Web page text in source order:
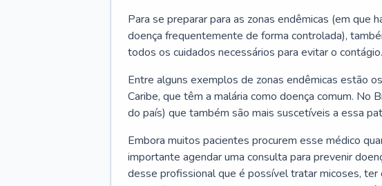
Para se preparar para as zonas endêmicas (em que
doença frequentemente de forma controlada),
todos os cuidados necessários para evitar o contágio.
Entre alguns exemplos de zonas endêmicas estão
Caribe, que têm a malária como doença comum. No
do país) que também são mais suscetíveis a essa
Embora muitos pacientes procurem esse médico
importante agendar uma consulta para prevenir
desse profissional que é possível tratar micoses, ter